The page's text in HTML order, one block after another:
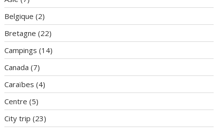
Belgique (2)
Bretagne (22)
Campings (14)
Canada (7)
Caraïbes (4)
Centre (5)
City trip (23)